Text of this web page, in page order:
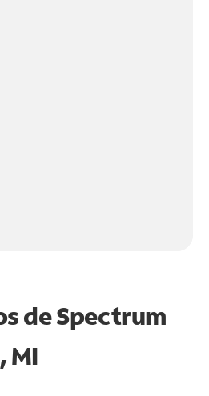
de Spectrum
MI